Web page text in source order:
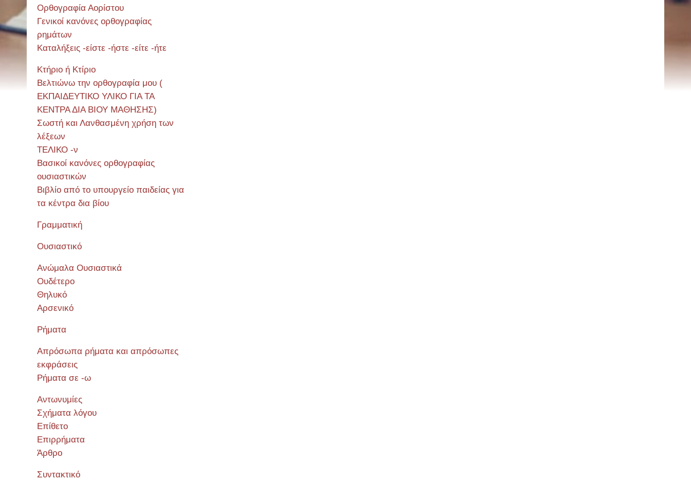
Ορθογραφία Αορίστου
Γενικοί κανόνες ορθογραφίας
ρημάτων
Καταλήξεις -είστε -ήστε -είτε -ήτε
Κτήριο ή Κτίριο
Βελτιώνω την ορθογραφία μου (
ΕΚΠΑΙΔΕΥΤΙΚΟ ΥΛΙΚΟ ΓΙΑ ΤΑ
ΚΕΝΤΡΑ ΔΙΑ ΒΙΟΥ ΜΑΘΗΣΗΣ)
Σωστή και Λανθασμένη χρήση των
λέξεων
ΤΕΛΙΚΟ -ν
Βασικοί κανόνες ορθογραφίας
ουσιαστικών
Βιβλίο από το υπουργείο παιδείας για
τα κέντρα δια βίου
Γραμματική
Ουσιαστικό
Ανώμαλα Ουσιαστικά
Ουδέτερο
Θηλυκό
Αρσενικό
Ρήματα
Απρόσωπα ρήματα και απρόσωπες
εκφράσεις
Ρήματα σε -ω
Αντωνυμίες
Σχήματα λόγου
Επίθετο
Επιρρήματα
Άρθρο
Συντακτικό